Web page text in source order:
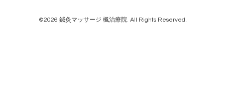
©2026 鍼灸マッサージ 楓治療院. All Rights Reserved.